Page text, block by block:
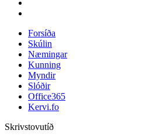
Forsíða
Skúlin
Næmingar
Kunning
Myndir
Slóðir
Office365
Kervi.fo
Skrivstovutíð